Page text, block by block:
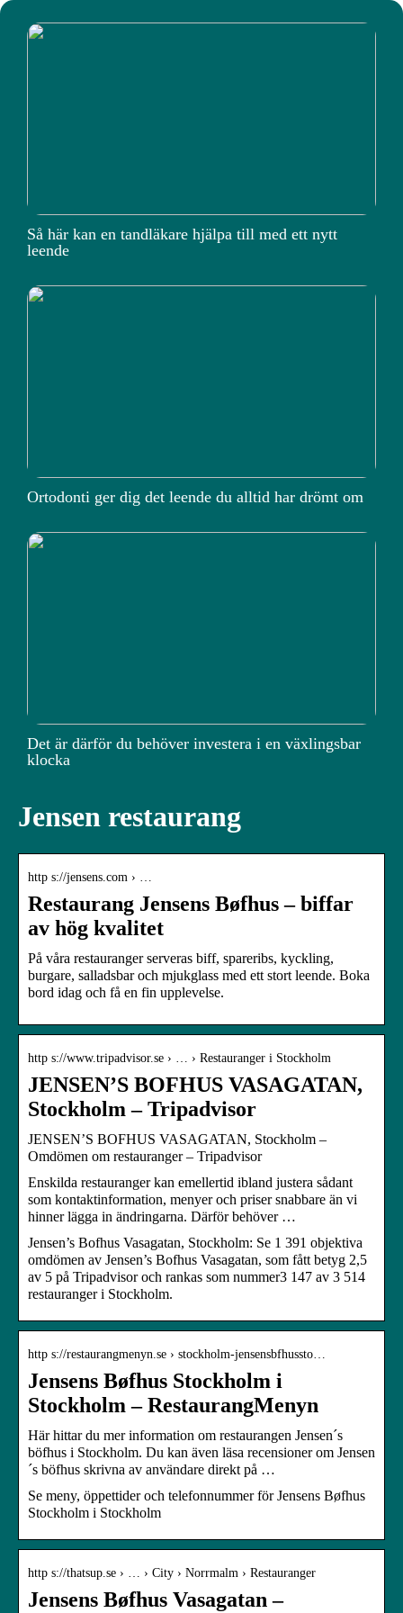
Så här kan en tandläkare hjälpa till med ett nytt
leende
Ortodonti ger dig det leende du alltid har drömt om
Det är därför du behöver investera i en växlingsbar
klocka
Jensen restaurang
http s://jensens.com › …
Restaurang Jensens Bøfhus – biffar
av hög kvalitet
På våra restauranger serveras biff, spareribs, kyckling,
burgare, salladsbar och mjukglass med ett stort leende. Boka
bord idag och få en fin upplevelse.
http s://www.tripadvisor.se › … › Restauranger i Stockholm
JENSEN’S BOFHUS VASAGATAN,
Stockholm – Tripadvisor
JENSEN’S BOFHUS VASAGATAN, Stockholm –
Omdömen om restauranger – Tripadvisor
Enskilda restauranger kan emellertid ibland justera sådant
som kontaktinformation, menyer och priser snabbare än vi
hinner lägga in ändringarna. Därför behöver …
Jensen’s Bofhus Vasagatan, Stockholm: Se 1 391 objektiva
omdömen av Jensen’s Bofhus Vasagatan, som fått betyg 2,5
av 5 på Tripadvisor och rankas som nummer3 147 av 3 514
restauranger i Stockholm.
http s://restaurangmenyn.se › stockholm-jensensbfhussto…
Jensens Bøfhus Stockholm i
Stockholm – RestaurangMenyn
Här hittar du mer information om restaurangen Jensen´s
böfhus i Stockholm. Du kan även läsa recensioner om Jensen
´s böfhus skrivna av användare direkt på …
Se meny, öppettider och telefonnummer för Jensens Bøfhus
Stockholm i Stockholm
http s://thatsup.se › … › City › Norrmalm › Restauranger
Jensens Bøfhus Vasagatan –